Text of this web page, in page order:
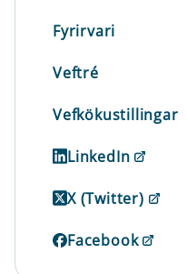
Fyrirvari
Veftré
Vefkökustillingar
LinkedIn
X (Twitter)
Facebook